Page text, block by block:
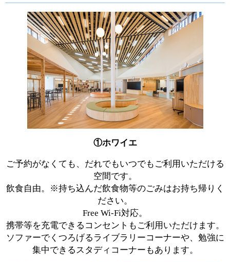
①ホワイエ
ご予約がなくても、だれでもいつでもご利用いただける
空間です。
飲食自由。※持ち込んだ飲食物等のごみはお持ち帰りく
ださい。
Free Wi-Fi対応。
携帯等を充電できるコンセントもご利用いただけます。
ソファーでくつろげるライブラリーコーナーや、勉強に
集中できるスタディコーナーもあります。